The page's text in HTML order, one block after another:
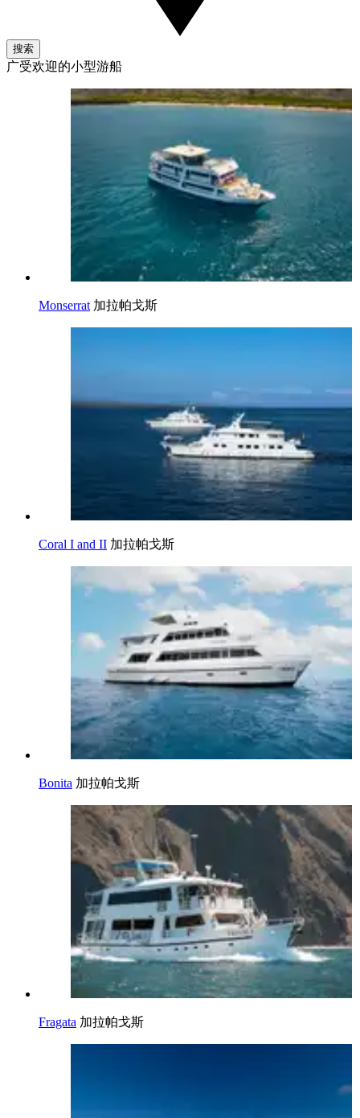
搜索
广受欢迎的小型游船
Monserrat 加拉帕戈斯
Coral I and II 加拉帕戈斯
Bonita 加拉帕戈斯
Fragata 加拉帕戈斯